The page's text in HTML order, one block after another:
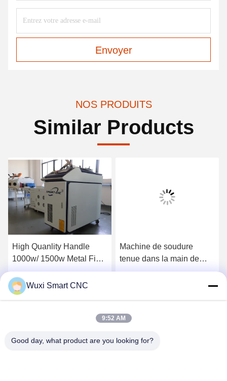
Envoyer
NOS PRODUITS
Similar Products
High Quanlity Handle
1000w/ 1500w Metal Fiber
Laser Welding machine
Obtenez le meilleur prix
Machine de soudure
tenue dans la main de
Raycus de la Manche
Obtenez le meilleur prix
Wuxi Smart CNC
9:52 AM
Good day, what product are you looking for?